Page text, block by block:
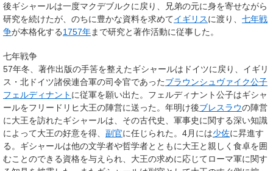
後ギシャールは一度マクデブルクに戻り、兄弟の元に身を寄せながら
研究を続けたが、のちに豊かな資料を求めてイギリスに渡り、 七年戦
争が本格化する1757年まで研究と著作活動に従事した。
七年戦争
57年冬、著作出版の手筈を整えたギシャールはドイツに戻り、イギリ
ス・北ドイツ諸侯連合軍の司令官であったブラウンシュヴァイク公子
フェルディナント に従軍を願い出た。フェルディナント公子はギシャ
ールをフリードリヒ大王の陣営に送った。年明け後ブレスラウの陣営
に大王を訪れたギシャールは、その古代史、軍事史に関する深い知識
によって大王の好意を得、 副官に任じられた。4月には少佐に昇進す
る。ギシャールは他の文学者や哲学者とともに大王と親しく食卓を囲
むことのできる資格を与えられ、大王の求めに応じてローマ軍に関す